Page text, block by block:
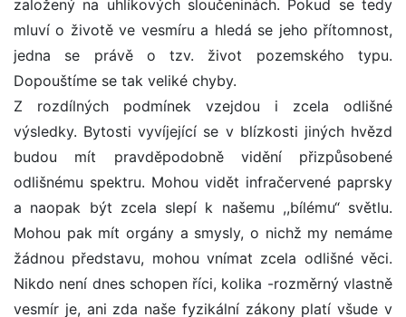
založený na uhlíkových sloučeninách. Pokud se tedy
mluví o životě ve vesmíru a hledá se jeho přítomnost,
jedna se právě o tzv. život pozemského typu.
Dopouštíme se tak veliké chyby.
Z rozdílných podmínek vzejdou i zcela odlišné
výsledky. Bytosti vyvíjející se v blízkosti jiných hvězd
budou mít pravděpodobně vidění přizpůsobené
odlišnému spektru. Mohou vidět infračervené paprsky
a naopak být zcela slepí k našemu ,,bílému“ světlu.
Mohou pak mít orgány a smysly, o nichž my nemáme
žádnou představu, mohou vnímat zcela odlišné věci.
Nikdo není dnes schopen říci, kolika -rozměrný vlastně
vesmír je, ani zda naše fyzikální zákony platí všude v